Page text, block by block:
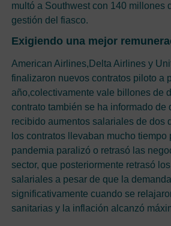
multó a Southwest con 140 millones
gestión del fiasco.
Exigiendo una mejor
American Airlines,Delta Airlines y
finalizaron nuevos contratos piloto a
año,colectivamente vale billones de
contrato también se ha informado de
recibido aumentos salariales de dos
los contratos llevaban mucho tiempo
pandemia paralizó o retrasó las
sector, que posteriormente retrasó
salariales a pesar de que la
significativamente cuando se
sanitarias y la inflación alcanzó